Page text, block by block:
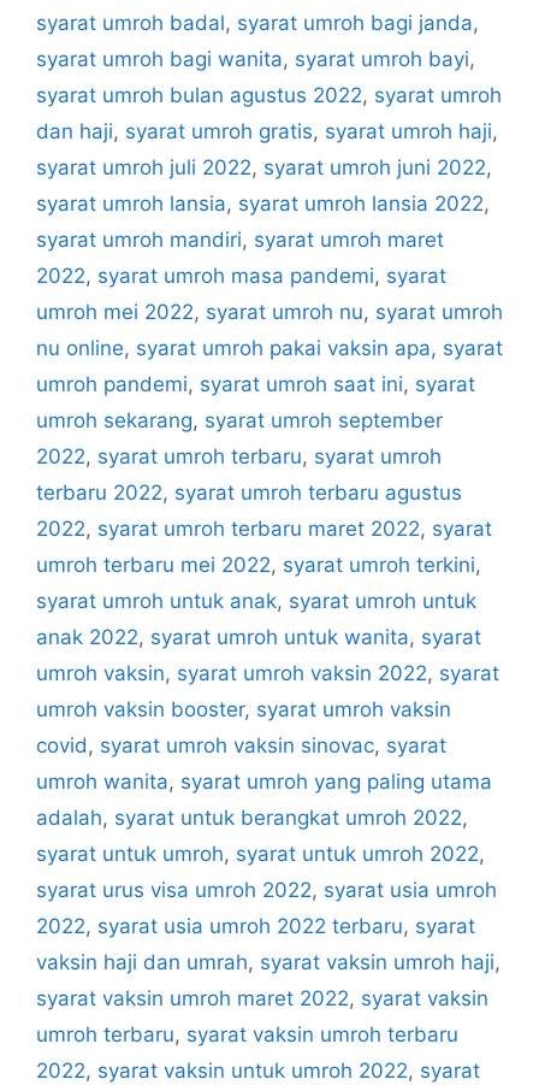
syarat umroh badal, syarat umroh bagi janda,
syarat umroh bagi wanita, syarat umroh bayi,
syarat umroh bulan agustus 2022, syarat umroh
dan haji, syarat umroh gratis, syarat umroh haji,
syarat umroh juli 2022, syarat umroh juni 2022,
syarat umroh lansia, syarat umroh lansia 2022,
syarat umroh mandiri, syarat umroh maret
2022, syarat umroh masa pandemi, syarat
umroh mei 2022, syarat umroh nu, syarat umroh
nu online, syarat umroh pakai vaksin apa, syarat
umroh pandemi, syarat umroh saat ini, syarat
umroh sekarang, syarat umroh september
2022, syarat umroh terbaru, syarat umroh
terbaru 2022, syarat umroh terbaru agustus
2022, syarat umroh terbaru maret 2022, syarat
umroh terbaru mei 2022, syarat umroh terkini,
syarat umroh untuk anak, syarat umroh untuk
anak 2022, syarat umroh untuk wanita, syarat
umroh vaksin, syarat umroh vaksin 2022, syarat
umroh vaksin booster, syarat umroh vaksin
covid , syarat umroh vaksin sinovac, syarat
umroh wanita, syarat umroh yang paling utama
adalah, syarat untuk berangkat umroh 2022,
syarat untuk umroh, syarat untuk umroh 2022,
syarat urus visa umroh 2022, syarat usia umroh
2022, syarat usia umroh 2022 terbaru, syarat
vaksin haji dan umrah, syarat vaksin umroh haji,
syarat vaksin umroh maret 2022, syarat vaksin
umroh terbaru, syarat vaksin umroh terbaru
2022, syarat vaksin untuk umroh 2022, syarat